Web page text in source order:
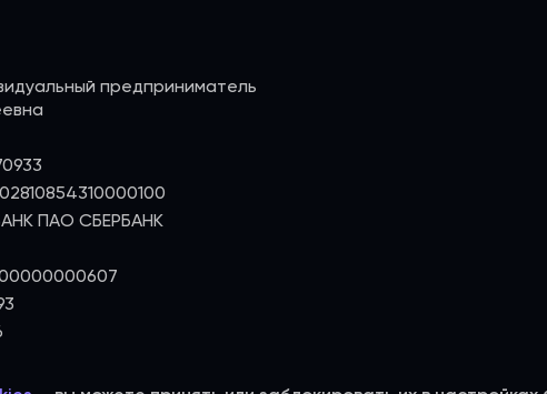
предприниматель
ПАО СБЕРБАНК